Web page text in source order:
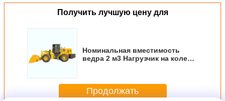
Получить лучшую цену для
Номинальная вместимость
ведра 2 м3 Нагрузчик на колеса
груза Тяжелое оборудование
для обработки материалов
Продолжать